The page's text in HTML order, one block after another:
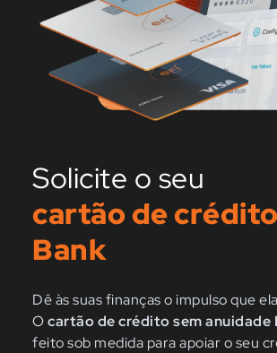
Solicite o seu
cartão de
Bank
Dê às suas finanças o impulso que
Ocartão de crédito sem anuidade
feito sob medida para apoiar o seu